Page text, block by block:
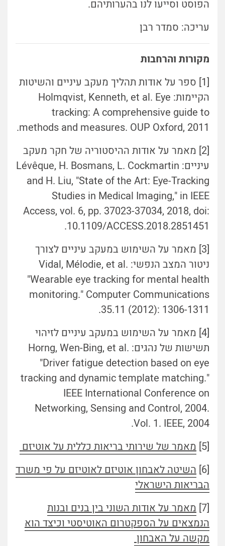
הפוסט וסייעו לנו בהערותיהם.
עריכה: סמדר רבן
מקורות והרחבות
[1] ספר על אודות תהליך מעקב עיניים והשיטות
הקיימות: Holmqvist, Kenneth, et al. Eye
tracking: A comprehensive guide to
methods and measures. OUP Oxford, 2011.‏
[2] מאמר על אודות ההיסטוריה של חקר מעקב
עיניים: Lévêque, H. Bosmans, L. Cockmartin
and H. Liu, "State of the Art: Eye-Tracking
Studies in Medical Imaging," in IEEE
Access, vol. 6, pp. 37023-37034, 2018, doi:
10.1109/ACCESS.2018.2851451.
[3] מאמר על השימוש במעקב עיניים לצורך
ניטור המצב הנפשי: Vidal, Mélodie, et al.
"Wearable eye tracking for mental health
monitoring." Computer Communications
35.11 (2012): 1306-1311.‏
[4] מאמר על השימוש במעקב עיניים לזיהוי
תשישות של נהגים: Horng, Wen-Bing, et al.
"Driver fatigue detection based on eye
tracking and dynamic template matching."
IEEE International Conference on
Networking, Sensing and Control, 2004.
Vol. 1. IEEE, 2004.‏
[5]
מאמר של שירותי בריאות כללית על אוטיזם
[6]
השיטה לאבחון אוטיזם לאוטיזם על פי משרד
הבריאות הישראלי
[7]
מאמר על אודות השוני בין בנים ובנות
הנמצאים על הספקטרום האוטיסטי וכיצד הוא
מקשה על האבחון